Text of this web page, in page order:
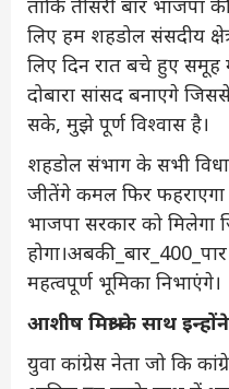
लिए हम शहडोल संसदीय
लिए दिन रात बचे हुए समूह
दोबारा सांसद बनाएगे
सके, मुझे पूर्ण विश्वास है।
शहडोल संभाग के सभी
जीतेंगे कमल फिर फहराएगा
भाजपा सरकार को मिलेगा
महत्वपूर्ण भूमिका निभाएंगे।
आशीष मिश्रा के साथ
युवा कांग्रेस नेता जो कि